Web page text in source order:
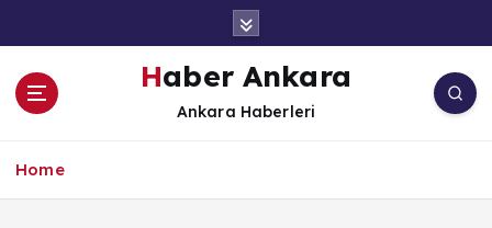
Haber Ankara
Ankara Haberleri
Home